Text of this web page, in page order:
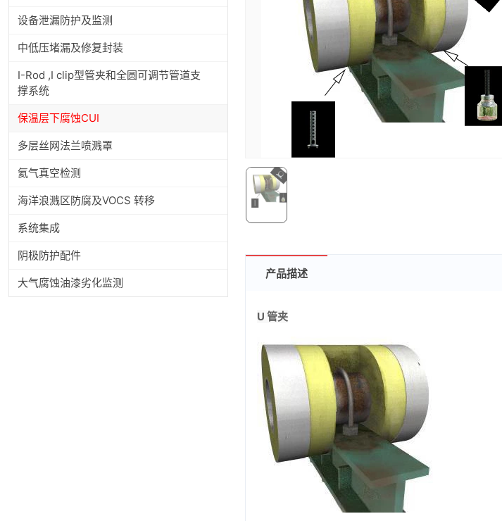
设备泄漏防护及监测
中低压堵漏及修复封装
I-Rod ,I clip型管夹和全圆可调节管道⽀
撑系统
保温层下腐蚀CUI
多层丝网法兰喷溅罩
氦气真空检测
海洋浪溅区防腐及VOCS 转移
系统集成
阴极防护配件
大气腐蚀油漆劣化监测
产品描述
U 管夹